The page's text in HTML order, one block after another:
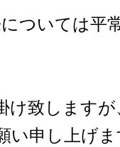
ついては平
け致します
い申し上げま